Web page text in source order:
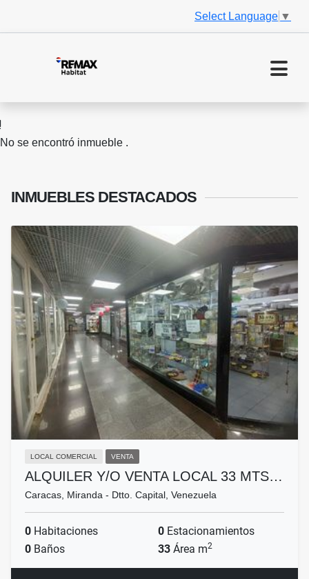
Select Language ▼
No se encontró inmueble .
INMUEBLES DESTACADOS
LOCAL COMERCIAL VENTA
ALQUILER Y/O VENTA LOCAL 33 MTS…
Caracas, Miranda - Dtto. Capital, Venezuela
0 Habitaciones 0 Estacionamientos
0 Baños 33 Área m2